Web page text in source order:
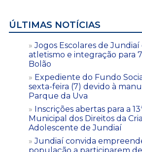
ÚLTIMAS NOTÍCIAS
Jogos Escolares de
atletismo e integração para
Bolão
Expediente do Fundo
sexta-feira (7) devido à
Parque da Uva
Inscrições abertas para a
Municipal dos Direitos da
Adolescente de Jundiaí
Jundiaí convida